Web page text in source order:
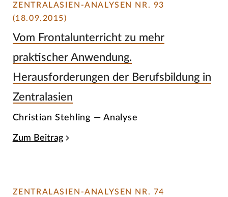
ZENTRALASIEN-ANALYSEN NR. 93
(18.09.2015)
Vom Frontalunterricht zu mehr
praktischer Anwendung.
Herausforderungen der Berufsbildung in
Zentralasien
Christian Stehling — Analyse
Zum Beitrag
ZENTRALASIEN-ANALYSEN NR. 74